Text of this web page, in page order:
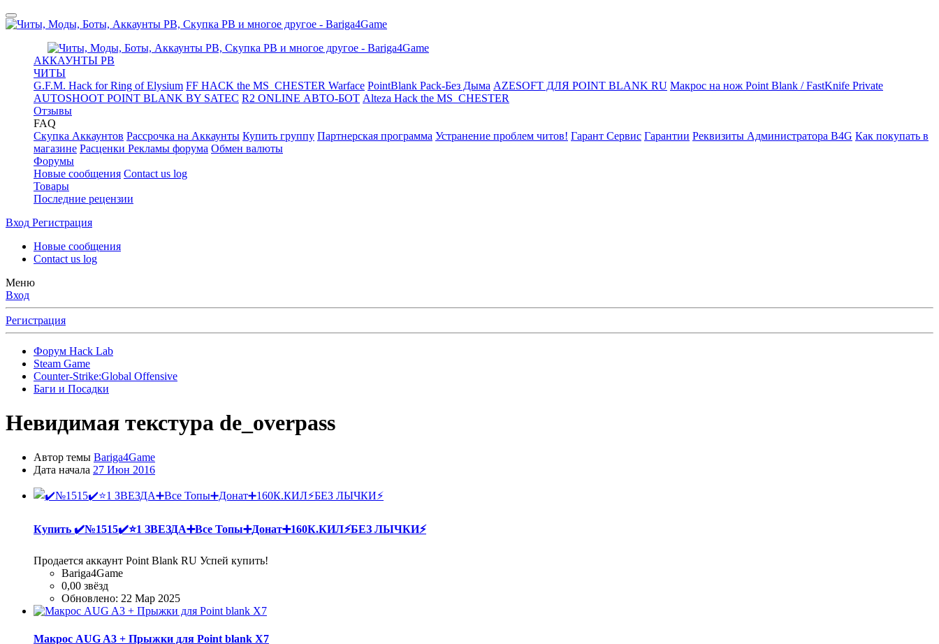
АККАУНТЫ PB
ЧИТЫ
G.F.M. Hack for Ring of Elysium FF HACK the MS_CHESTER Warface PointBlank Pack-Без Дыма AZESOFT ДЛЯ POINT BLANK RU Макрос на нож Point Blank / FastKnife Private
AUTOSHOOT POINT BLANK BY SATEC R2 ONLINE АВТО-БОТ Alteza Hack the MS_CHESTER
Отзывы
FAQ
Скупка Аккаунтов Рассрочка на Аккаунты Купить группу Партнерская программа Устранение проблем читов! Гарант Сервис Гарантии Реквизиты Администратора B4G Как покупать в
магазине Расценки Рекламы форума Обмен валюты
Форумы
Новые сообщения Contact us log
Товары
Последние рецензии
Вход Регистрация
Новые сообщения
Contact us log
Меню
Вход
Регистрация
Форум Hack Lab
Steam Game
Counter-Strike:Global Offensive
Баги и Посадки
Невидимая текстура de_overpass
Автор темы Bariga4Game
Дата начала 27 Июн 2016
Купить ✔️№1515✔️⭐️1 ЗВЕЗДА➕Все Топы➕Донат➕160К.КИЛ⚡БЕЗ ЛЫЧКИ⚡
Продается аккаунт Point Blank RU Успей купить!
Bariga4Game
0,00 звёзд
Обновлено: 22 Мар 2025
Макрос AUG A3 + Прыжки для Point blank Х7